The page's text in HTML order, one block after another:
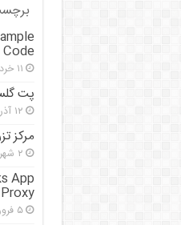
Code
۱۱ خرداد ۱۴۰۴
پت
۱۲ آذر ۱۴۰۳
مرکز
۲ شهریور ۱۴۰۳
App
۵ فروردین ۱۴۰۳